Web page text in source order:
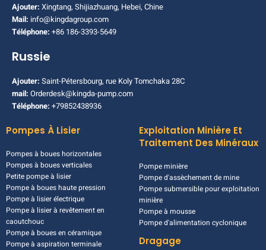
Ajouter: Xingtang, Shijiazhuang, Hebei, Chine
Mail: info@kingdagroup.com
Téléphone: +86 186-3393-5649
Russie
Ajouter: Saint-Pétersbourg, rue Koly Tomchaka 28C
mail: Orderdesk@kingda-pump.com
Téléphone: +79852438936
Pompes À Lisier
Pompes à boues horizontales
Pompes à boues verticales
Petite pompe à lisier
Pompe à boues haute pression
Pompe à lisier électrique
Pompe à lisier à revêtement en
caoutchouc
Pompe à boues en céramique
Pompe à aspiration terminale
Exploitation Minière Et
Traitement Des Minéraux
Pompe minière
Pompe d'assèchement de mine
Pompe submersible pour exploitation
minière
Pompe à mousse
Pompe d'alimentation cyclonique
Dragage